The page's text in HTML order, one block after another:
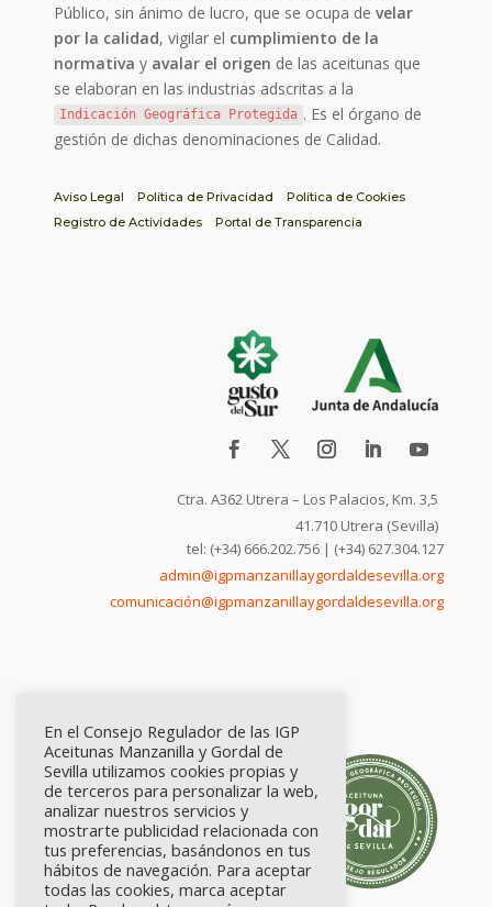
Público, sin ánimo de lucro, que se ocupa develar
por la calidad, vigilar el cumplimiento de la
normativa y avalar el origen de las aceitunas que
se elaboran en las industrias adscritas a la
Indicación Geográfica Protegida . Es el órgano de
gestión de dichas denominaciones de Calidad.
Aviso Legal Política de Privacidad
Política de Cookies
Registro de Actividades
Portal de Transparencia
Ctra. A362 Utrera – Los Palacios, Km. 3,5
41.710 Utrera (Sevilla)
tel: (+34) 666.202.756 | (+34) 627.304.127
admin@igpmanzanillaygordaldesevilla.org
comunicación@igpmanzanillaygordaldesevilla.org
En el Consejo Regulador de las IGP
Aceitunas Manzanilla y Gordal de
Sevilla utilizamos cookies propias y
de terceros para personalizar la web,
analizar nuestros servicios y
mostrarte publicidad relacionada con
tus preferencias, basándonos en tus
hábitos de navegación. Para aceptar
todas las cookies, marca aceptar